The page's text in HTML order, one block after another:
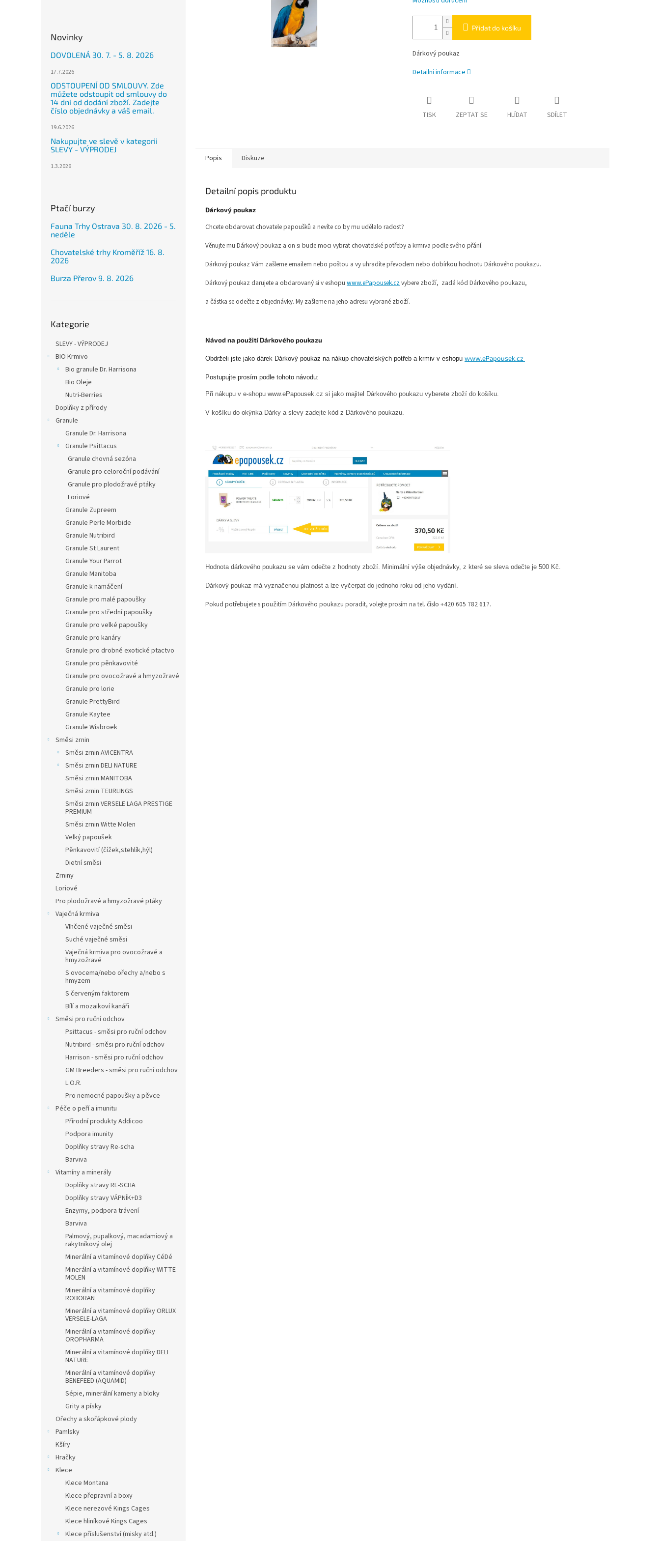
Novinky
DOVOLENÁ 30. 7. - 5. 8. 2026
17.7.2026
ODSTOUPENÍ OD SMLOUVY. Zde
můžete odstoupit od smlouvy do
14 dní od dodání zboží. Zadejte
číslo objednávky a váš email.
19.6.2026
Nakupujte ve slevě v kategorii
SLEVY - VÝPRODEJ
1.3.2026
Ptačí burzy
Fauna Trhy Ostrava 30. 8. 2026 - 5.
neděle
Chovatelské trhy Kroměříž 16. 8.
2026
Burza Přerov 9. 8. 2026
kategorie
Kategorie
SLEVY - VÝPRODEJ
BIO Krmivo
Bio granule Dr. Harrisona
Bio Oleje
Nutri-Berries
Doplňky z přírody
Granule
Granule Dr. Harrisona
Granule Psittacus
Granule chovná sezóna
Granule pro celoroční podávání
Granule pro plodožravé ptáky
Loriové
Granule Zupreem
Granule Perle Morbide
Granule Nutribird
Granule St Laurent
Granule Your Parrot
Granule Manitoba
Granule k namáčení
Granule pro malé papoušky
Granule pro střední papoušky
Granule pro velké papoušky
Granule pro kanáry
Granule pro drobné exotické ptactvo
Granule pro pěnkavovité
Granule pro ovocožravé a hmyzožravé
Granule pro lorie
Granule PrettyBird
Granule Kaytee
Granule Wisbroek
Směsi zrnin
Směsi zrnin AVICENTRA
Směsi zrnin DELI NATURE
Směsi zrnin MANITOBA
Směsi zrnin TEURLINGS
Směsi zrnin VERSELE LAGA PRESTIGE
PREMIUM
Směsi zrnin Witte Molen
Velký papoušek
Pěnkavovití (čížek,stehlík,hýl)
Dietní směsi
Zrniny
Loriové
Pro plodožravé a hmyzožravé ptáky
Vaječná krmiva
Vlhčené vaječné směsi
Suché vaječné směsi
Vaječná krmiva pro ovocožravé a
hmyzožravé
S ovocema/nebo ořechy a/nebo s
hmyzem
S červeným faktorem
Bílí a mozaikoví kanáři
Směsi pro ruční odchov
Psittacus - směsi pro ruční odchov
Nutribird - směsi pro ruční odchov
Harrison - směsi pro ruční odchov
GM Breeders - směsi pro ruční odchov
L.O.R.
Pro nemocné papoušky a pěvce
Péče o peří a imunitu
Přírodní produkty Addicoo
Podpora imunity
Doplňky stravy Re-scha
Barviva
Vitamíny a minerály
Doplňky stravy RE-SCHA
Doplňky stravy VÁPNÍK+D3
Enzymy, podpora trávení
Barviva
Palmový, pupalkový, macadamiový a
rakytníkový olej
Minerální a vitamínové doplňky CéDé
Minerální a vitamínové doplňky WITTE
MOLEN
Minerální a vitamínové doplňky
ROBORAN
Minerální a vitamínové doplňky ORLUX
VERSELE-LAGA
Minerální a vitamínové doplňky
OROPHARMA
Minerální a vitamínové doplňky DELI
NATURE
Minerální a vitamínové doplňky
BENEFEED (AQUAMID)
Sépie, minerální kameny a bloky
Grity a písky
Ořechy a skořápkové plody
Pamlsky
Kšíry
Hračky
Klece
Klece Montana
Klece přepravní a boxy
Klece nerezové Kings Cages
Klece hliníkové Kings Cages
Klece příslušenství (misky atd.)
Přidat do košíku
Dárkový poukaz
Detailní informace
TISK ZEPTAT SE HLÍDAT SDÍLET
Popis Diskuze
Detailní popis produktu
Dárkový poukaz
Chcete obdarovat chovatele papoušků a nevíte co by mu udělalo radost?
Věnujte mu Dárkový poukaz a on si bude moci vybrat chovatelské potřeby a krmiva podle svého přání.
Dárkový poukaz Vám zašleme emailem nebo poštou a vy uhradíte převodem nebo dobírkou hodnotu Dárkového poukazu.
Dárkový poukaz darujete a obdarovaný si v eshopu www.ePapousek.cz vybere zboží, zadá kód Dárkového poukazu,
a částka se odečte z objednávky. My zašleme na jeho adresu vybrané zboží.
Návod na použití Dárkového poukazu
Obdrželi jste jako dárek Dárkový poukaz na nákup chovatelských potřeb a krmiv v eshopu www.ePapousek.cz
Postupujte prosím podle tohoto návodu:
Při nákupu v e-shopu www.ePapousek.cz si jako majitel Dárkového poukazu vyberete zboží do košíku.
V košíku do okýnka Dárky a slevy zadejte kód z Dárkového poukazu.
Hodnota dárkového poukazu se vám odečte z hodnoty zboží. Minimální výše objednávky, z které se sleva odečte je 500 Kč.
Dárkový poukaz má vyznačenou platnost a lze vyčerpat do jednoho roku od jeho vydání.
Pokud potřebujete s použitím Dárkového poukazu poradit, volejte prosím na tel. číslo +420 605 782 617.